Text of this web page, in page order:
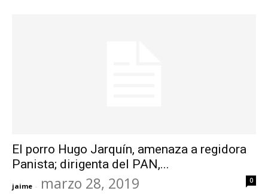
El porro Hugo Jarquín, amenaza a regidora
Panista; dirigenta del PAN,...
jaime - marzo 28, 2019 0